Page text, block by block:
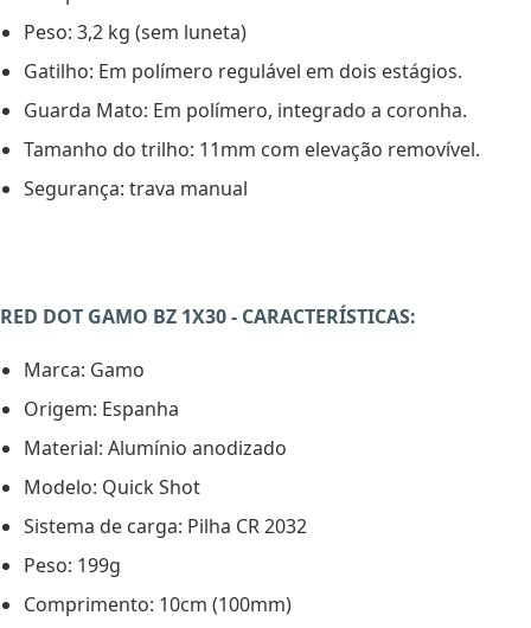
Peso: 3,2 kg (sem luneta)
Gatilho: Em polímero regulável em dois estágios.
Guarda Mato: Em polímero, integrado a coronha.
Tamanho do trilho: 11mm com elevação removível.
Segurança: trava manual
RED DOT GAMO BZ 1X30 - CARACTERÍSTICAS:
Marca: Gamo
Origem: Espanha
Material: Alumínio anodizado
Modelo: Quick Shot
Sistema de carga: Pilha CR 2032
Peso: 199g
Comprimento: 10cm (100mm)